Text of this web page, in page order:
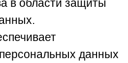
в области защиты
данных